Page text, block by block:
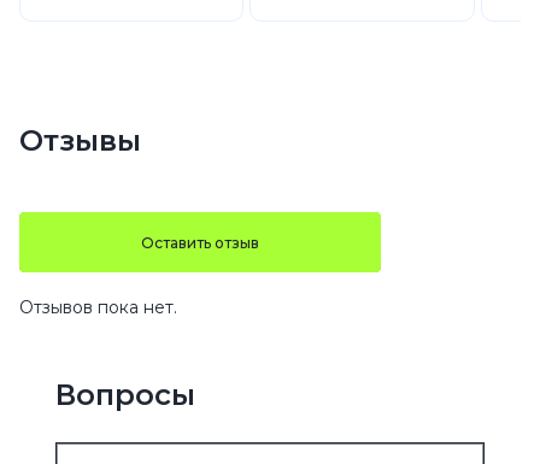
Отзывы
Оставить отзыв
Отзывов пока нет.
Вопросы